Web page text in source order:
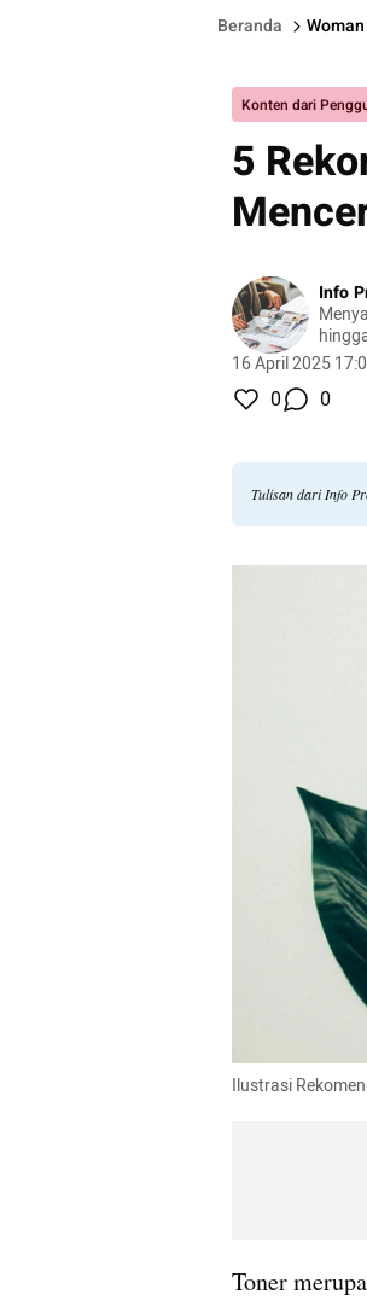
Beranda Woman
Konten dari
5
Info
16 April 2025
0 0
Tulisan dari Info
Ilustrasi
Toner